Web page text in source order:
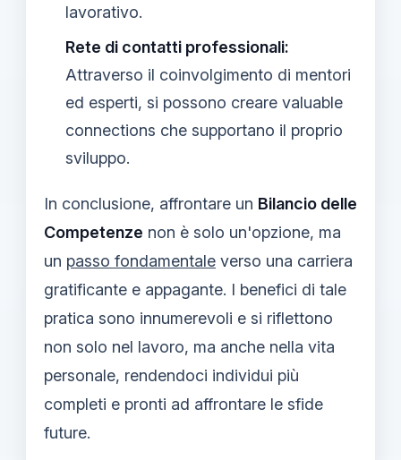
lavorativo.
Rete di contatti professionali:
Attraverso il coinvolgimento di mentori
ed esperti, si possono creare valuable
connections che supportano il proprio
sviluppo.
In conclusione, affrontare un Bilancio delle
Competenze non è solo un'opzione, ma
un passo fondamentale verso una carriera
gratificante e appagante. I benefici di tale
pratica sono innumerevoli e si riflettono
non solo nel lavoro, ma anche nella vita
personale, rendendoci individui più
completi e pronti ad affrontare le sfide
future.